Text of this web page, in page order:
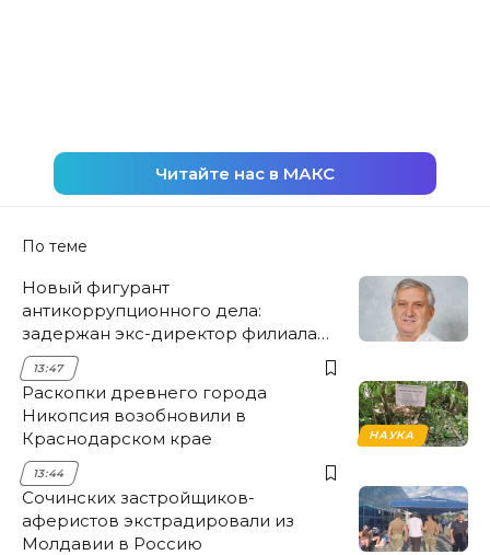
Читайте нас в МАКС
По теме
Новый фигурант
антикоррупционного дела:
задержан экс-директор филиала
НЭСК Крымска
13:47
НАУКА
Раскопки древнего города
Никопсия возобновили в
Краснодарском крае
13:44
Сочинских застройщиков-
аферистов экстрадировали из
Молдавии в Россию